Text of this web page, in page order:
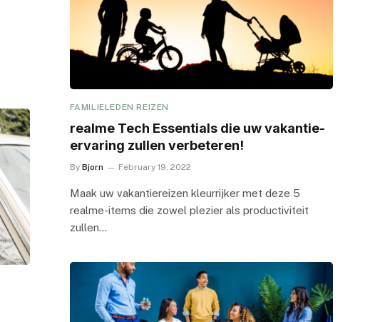
FAMILIELEDEN REIZEN
realme Tech Essentials die uw vakantie-
ervaring zullen verbeteren!
By Bjorn February 19, 2022
Maak uw vakantiereizen kleurrijker met deze 5
realme-items die zowel plezier als productiviteit
zullen…